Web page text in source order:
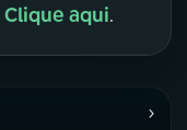
Clique aqui.
›